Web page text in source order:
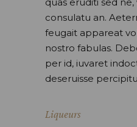
consulatu an.
feugait appareat
nostro fabulas.
per id, iuvaret
deseruisse
Liqueurs